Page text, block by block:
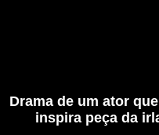
Drama de um ator
inspira peça da